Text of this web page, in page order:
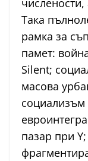
Така
рамка за
памет:
Silent;
масова
социализъм
пазар при